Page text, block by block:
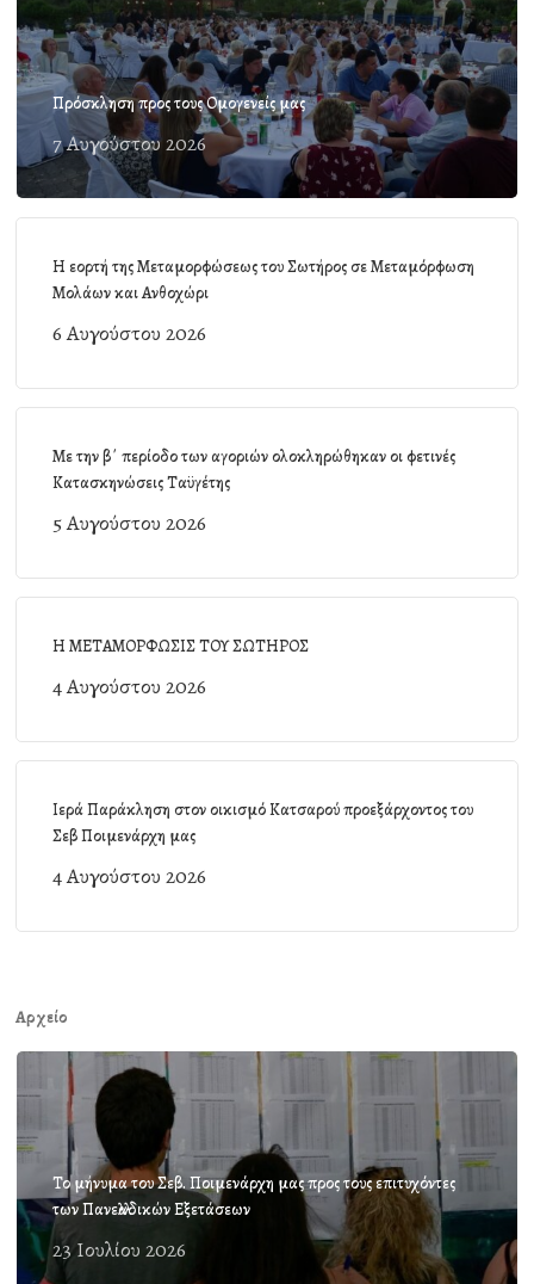
Πρόσκληση προς τους Ομογενείς μας
7 Αυγούστου 2026
Η εορτή της Μεταμορφώσεως του Σωτήρος σε Μεταμόρφωση
Μολάων και Ανθοχώρι
6 Αυγούστου 2026
Με την β΄ περίοδο των αγοριών ολοκληρώθηκαν οι φετινές
Κατασκηνώσεις Ταϋγέτης
5 Αυγούστου 2026
Η ΜΕΤΑΜΟΡΦΩΣΙΣ ΤΟΥ ΣΩΤΗΡΟΣ
4 Αυγούστου 2026
Ιερά Παράκληση στον οικισμό Κατσαρού προεξάρχοντος του
Σεβ Ποιμενάρχη μας
4 Αυγούστου 2026
Αρχείο
Το μήνυμα του Σεβ. Ποιμενάρχη μας προς τους επιτυχόντες
των Πανελλαδικών Εξετάσεων
23 Ιουλίου 2026